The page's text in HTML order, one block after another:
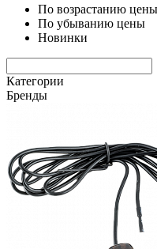
По возрастанию цены
По убыванию цены
Новинки
Категории
Бренды